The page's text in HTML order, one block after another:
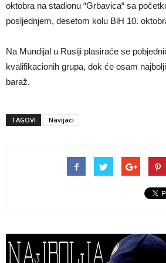
oktobra na stadionu “Grbavica“ sa
posljednjem, desetom kolu BiH 10.
Na Mundijal u Rusiji plasiraće se
kvalifikacionih grupa, dok će osam
baraž.
TAGOVI Navijaci